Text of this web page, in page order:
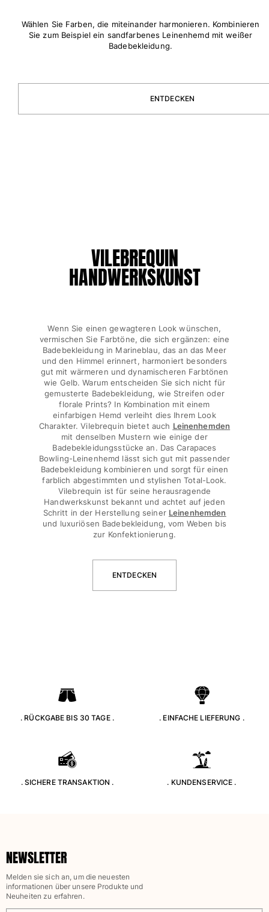
Badeanzug
Babys
Alle Bademode anzeigen
Alle Babys anzeigen
Alle Accessoires anzeigen
Kappen und Anglerhüte
Kappe
Hut
Alle Kappen und Anglerhüte anzeigen
Strandtücher & Pareos
Strandtücher
Unisex-Handtuch
Pareos
Alle Strandtücher & Pareos anzeigen
Taschen
Strandtaschen
Alle Schals anzeigen
Kinderhut
Strandtücher und Ponchos
Schuhe
Alle Beutel anzeigen
Schuhe
Wählen Sie Farben, die miteinander harmonieren. Kombinieren
Sie zum Beispiel ein sandfarbenes Leinenhemd mit weißer
Badebekleidung.
ENTDECKEN
VILEBREQUIN
HANDWERKSKUNST
Wenn Sie einen gewagteren Look wünschen,
vermischen Sie Farbtöne, die sich ergänzen: eine
Badebekleidung in Marineblau, das an das Meer
und den Himmel erinnert, harmoniert besonders
gut mit wärmeren und dynamischeren Farbtönen
wie Gelb. Warum entscheiden Sie sich nicht für
gemusterte Badebekleidung, wie Streifen oder
florale Prints? In Kombination mit einem
einfarbigen Hemd verleiht dies Ihrem Look
Charakter. Vilebrequin bietet auch Leinenhemden
mit denselben Mustern wie einige der
Badebekleidungsstücke an. Das Carapaces
Bowling-Leinenhemd lässt sich gut mit passender
Badebekleidung kombinieren und sorgt für einen
farblich abgestimmten und stylishen Total-Look.
Vilebrequin ist für seine herausragende
Handwerkskunst bekannt und achtet auf jeden
Schritt in der Herstellung seiner Leinenhemden
und luxuriösen Badebekleidung, vom Weben bis
zur Konfektionierung.
ENTDECKEN
. RÜCKGABE BIS 30 TAGE . . EINFACHE LIEFERUNG .
. SICHERE TRANSAKTION . . KUNDENSERVICE .
NEWSLETTER
Melden sie sich an, um die neuesten
informationen über unsere Produkte und
Neuheiten zu erfahren.